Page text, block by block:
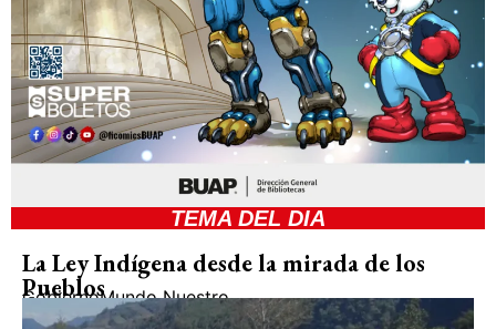
TEMA DEL DIA
La Ley Indígena desde la mirada de los
Pueblos
GobiernoMundo Nuestro